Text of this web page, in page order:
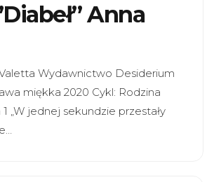
Anna
Valetta Wydawnictwo Desiderium
miękka 2020 Cykl: Rodzina
„W jednej sekundzie przestały